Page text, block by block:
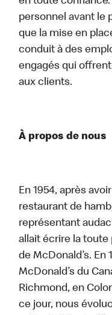
personnel avant le
que la mise en
conduit à des
engagés qui
aux clients.
À propos de nous
En 1954, après
restaurant de
représentant
allait écrire la toute
de McDonald’s. En
McDonald’s du
Richmond, en
ce jour, nous